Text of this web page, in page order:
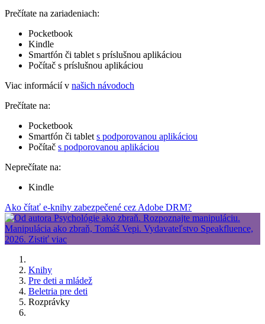
Prečítate na zariadeniach:
Pocketbook
Kindle
Smartfón či tablet s príslušnou aplikáciou
Počítač s príslušnou aplikáciou
Viac informácií v našich návodoch
Prečítate na:
Pocketbook
Smartfón či tablet s podporovanou aplikáciou
Počítač s podporovanou aplikáciou
Neprečítate na:
Kindle
Ako čítať e-knihy zabezpečené cez Adobe DRM?
Knihy
Pre deti a mládež
Beletria pre deti
Rozprávky